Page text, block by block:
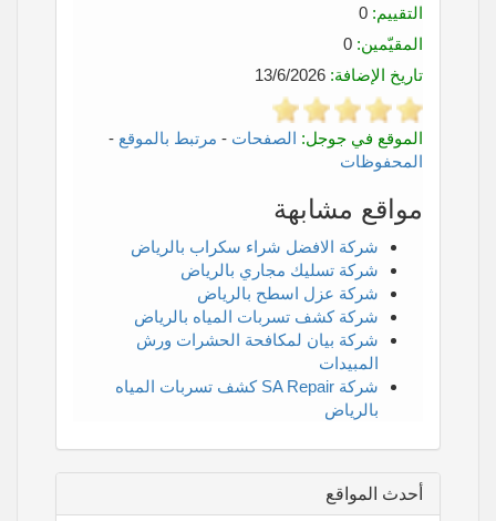
التقييم:
المقيّمين:
تاريخ الإضافة:
الموقع في جوجل: الصفحات - مرتبط بالموقع -
المحفوظات
مواقع مشابهة
شركة الافضل شراء سكراب بالرياض
شركة تسليك مجاري بالرياض
شركة عزل اسطح بالرياض
شركة كشف تسربات المياه بالرياض
شركة بيان لمكافحة الحشرات ورش
المبيدات
شركة SA Repair كشف تسربات المياه
بالرياض
أحدث المواقع